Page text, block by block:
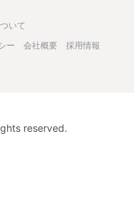
いて
ー 会社概要
採用情報
reserved.